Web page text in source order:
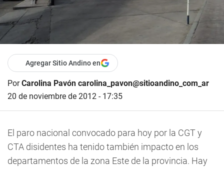
Agregar Sitio Andino en
PorCarolina Pavón carolina_pavon@sitioandino_com_ar
20 de noviembre de 2012 - 17:35
El paro nacional convocado para hoy por la CGT y
CTA disidentes ha tenido también impacto en los
departamentos de la zona Este de la provincia. Hay